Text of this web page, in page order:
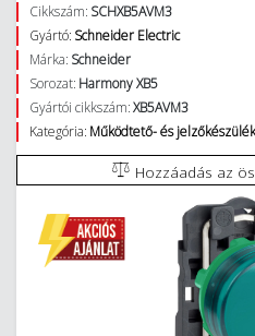
Cikkszám: SCHXB5AVM3
Gyártó: Schneider Electric
Márka: Schneider
Sorozat: Harmony XB5
Gyártói cikkszám:XB5AVM3
Kategória: Működtető- és
Hozzáadás az